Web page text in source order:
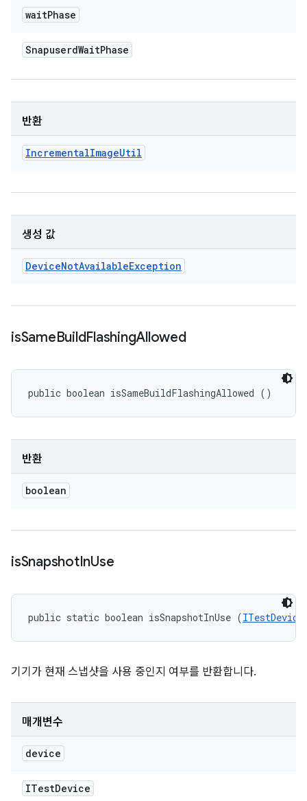
waitPhase
SnapuserdWaitPhase
반환
IncrementalImageUtil
생성 값
DeviceNotAvailableException
isSameBuildFlashingAllowed
public boolean isSameBuildFlashingAllowed ()
반환
boolean
isSnapshotInUse
public static boolean isSnapshotInUse (ITestDevice
기기가 현재 스냅샷을 사용 중인지 여부를 반환합니다.
매개변수
device
ITestDevice